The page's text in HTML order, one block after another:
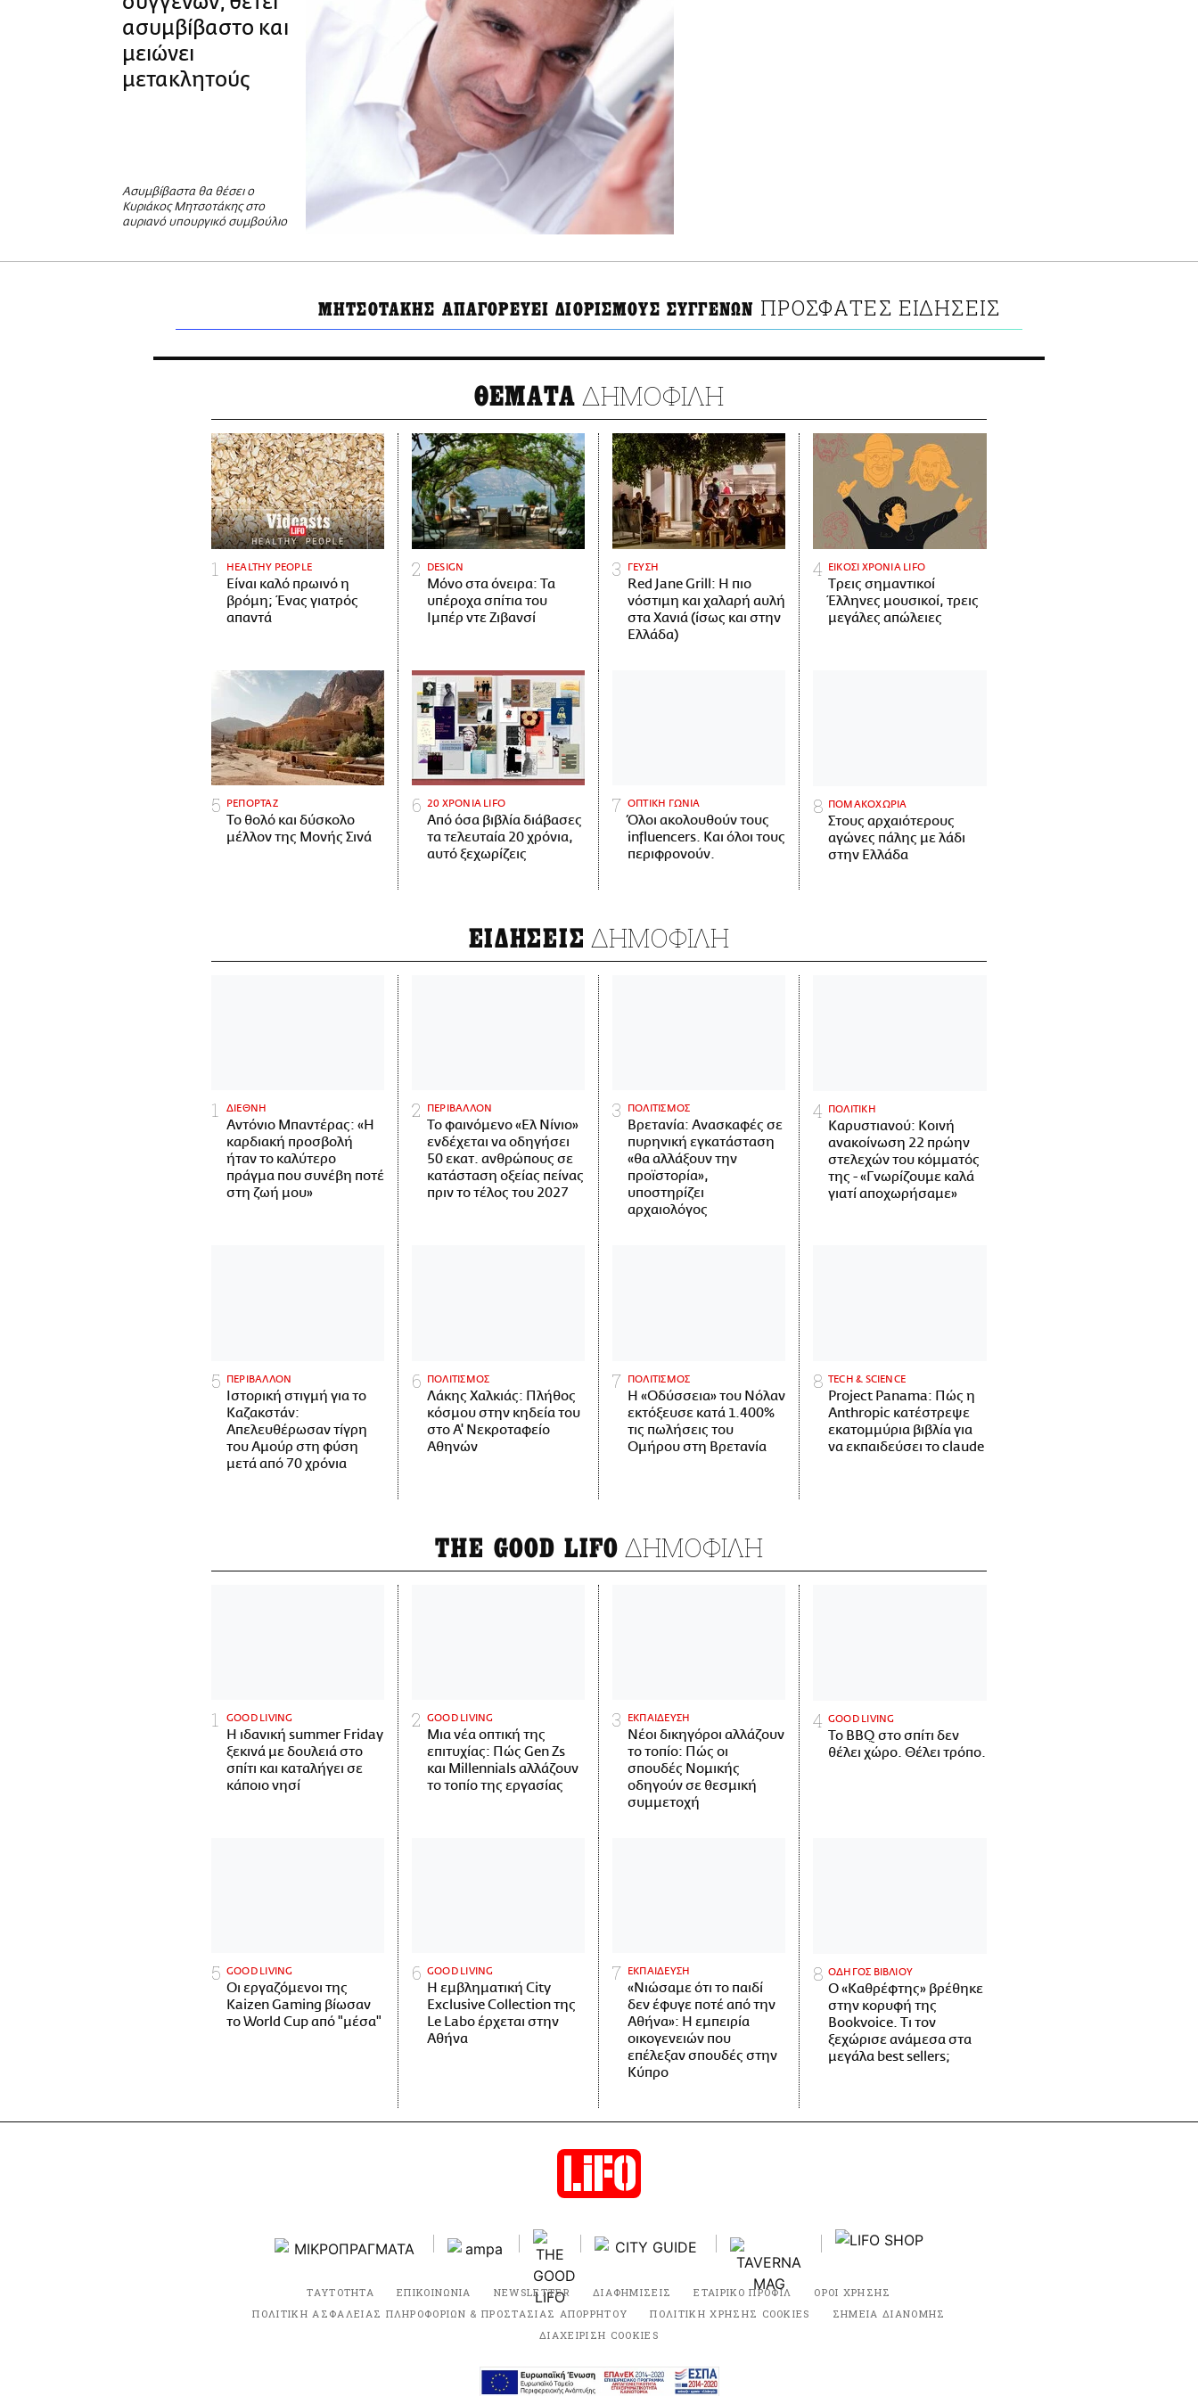
ασυμβίβαστο και
μειώνει
μετακλητούς
Ασυμβίβαστα θα θέσει ο
Κυριάκος Μητσοτάκης στο
αυριανό υπουργικό συμβούλιο
ΜΗΤΣΟΤΑΚΗΣ ΑΠΑΓΟΡΕΥΕΙ ΔΙΟΡΙΣΜΟΥΣ ΣΥΓΓΕΝΩΝ ΠΡΟΣΦΑΤΕΣ ΕΙΔΗΣΕΙΣ
ΘΕΜΑΤΑ ΔΗΜΟΦΙΛΗ
HEALTHY PEOPLE
Είναι καλό πρωινό η
βρόμη; Ένας γιατρός
απαντά
DESIGN
Μόνο στα όνειρα: Τα
υπέροχα σπίτια του
Ιμπέρ ντε Ζιβανσί
ΓΕΥΣΗ
Red Jane Grill: Η πιο
νόστιμη και χαλαρή αυλή
στα Χανιά (ίσως και στην
Ελλάδα)
ΕΙΚΟΣΙ ΧΡΟΝΙΑ LIFO
Tρεις σημαντικοί
Έλληνες μουσικοί, τρεις
μεγάλες απώλειες
ΡΕΠΟΡΤΑΖ
Το θολό και δύσκολο
μέλλον της Μονής Σινά
20 ΧΡΟΝΙΑ LIFO
Από όσα βιβλία διάβασες
τα τελευταία 20 χρόνια,
αυτό ξεχωρίζεις
ΟΠΤΙΚΗ ΓΩΝΙΑ
Όλοι ακολουθούν τους
influencers. Και όλοι τους
περιφρονούν.
ΠΟΜΑΚΟΧΩΡΙΑ
Στους αρχαιότερους
αγώνες πάλης με λάδι
στην Ελλάδα
ΕΙΔΗΣΕΙΣ ΔΗΜΟΦΙΛΗ
ΔΙΕΘΝΗ
Αντόνιο Μπαντέρας: «Η
καρδιακή προσβολή
ήταν το καλύτερο
πράγμα που συνέβη ποτέ
στη ζωή μου»
ΠΕΡΙΒΑΛΛΟΝ
Το φαινόμενο «Ελ Νίνιο»
ενδέχεται να οδηγήσει
50 εκατ. ανθρώπους σε
κατάσταση οξείας πείνας
πριν το τέλος του 2027
ΠΟΛΙΤΙΣΜΟΣ
Βρετανία: Ανασκαφές σε
πυρηνική εγκατάσταση
«θα αλλάξουν την
προϊστορία»,
υποστηρίζει
αρχαιολόγος
ΠΟΛΙΤΙΚΗ
Καρυστιανού: Κοινή
ανακοίνωση 22 πρώην
στελεχών του κόμματός
της - «Γνωρίζουμε καλά
γιατί αποχωρήσαμε»
ΠΕΡΙΒΑΛΛΟΝ
Ιστορική στιγμή για το
Καζακστάν:
Απελευθέρωσαν τίγρη
του Αμούρ στη φύση
μετά από 70 χρόνια
ΠΟΛΙΤΙΣΜΟΣ
Λάκης Χαλκιάς: Πλήθος
κόσμου στην κηδεία του
στο Α' Νεκροταφείο
Αθηνών
ΠΟΛΙΤΙΣΜΟΣ
Η «Οδύσσεια» του Νόλαν
εκτόξευσε κατά 1.400%
τις πωλήσεις του
Ομήρου στη Βρετανία
ΤECH & SCIENCE
Project Panama: Πώς η
Anthropic κατέστρεψε
εκατομμύρια βιβλία για
να εκπαιδεύσει το claude
THE GOOD LIFO ΔΗΜΟΦΙΛΗ
GOOD LIVING
Η ιδανική summer Friday
ξεκινά με δουλειά στο
σπίτι και καταλήγει σε
κάποιο νησί
GOOD LIVING
Μια νέα οπτική της
επιτυχίας: Πώς Gen Zs
και Millennials αλλάζουν
το τοπίο της εργασίας
ΕΚΠΑΙΔΕΥΣΗ
Νέοι δικηγόροι αλλάζουν
το τοπίο: Πώς οι
σπουδές Νομικής
οδηγούν σε θεσμική
συμμετοχή
GOOD LIVING
Το BBQ στο σπίτι δεν
θέλει χώρο. Θέλει τρόπο.
GOOD LIVING
Οι εργαζόμενοι της
Kaizen Gaming βίωσαν
το World Cup από "μέσα"
GOOD LIVING
Η εμβληματική City
Exclusive Collection της
Le Labo έρχεται στην
Αθήνα
ΕΚΠΑΙΔΕΥΣΗ
«Νιώσαμε ότι το παιδί
δεν έφυγε ποτέ από την
Αθήνα»: Η εμπειρία
οικογενειών που
επέλεξαν σπουδές στην
Κύπρο
ΟΔΗΓΟΣ ΒΙΒΛΙΟΥ
Ο «Καθρέφτης» βρέθηκε
στην κορυφή της
Bookvoice. Τι τον
ξεχώρισε ανάμεσα στα
μεγάλα best sellers;
ΤΑΥΤΟΤΗΤΑ ΕΠΙΚΟΙΝΩΝΙΑ NEWSLETTER ΔΙΑΦΗΜΙΣΕΙΣ ΕΤΑΙΡΙΚΟ ΠΡΟΦΙΛ
ΟΡΟΙ ΧΡΗΣΗΣ
ΠΟΛΙΤΙΚΗ ΑΣΦΑΛΕΙΑΣ ΠΛΗΡΟΦΟΡΙΩΝ & ΠΡΟΣΤΑΣΙΑΣ ΑΠΟΡΡΗΤΟΥ
ΠΟΛΙΤΙΚΗ ΧΡΗΣΗΣ COOKIES
ΣΗΜΕΙΑ ΔΙΑΝΟΜΗΣ
ΔΙΑΧΕΙΡΙΣΗ COOKIES